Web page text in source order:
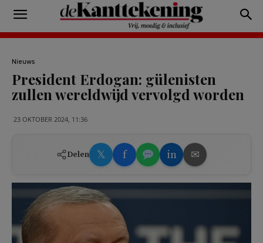
Nieuws
President Erdogan: gülenisten
zullen wereldwijd vervolgd worden
23 OKTOBER 2024, 11:36
Delen 𝕏 f in ✉